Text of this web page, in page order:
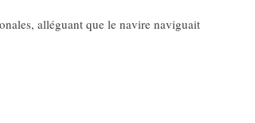
alléguant que le navire naviguait